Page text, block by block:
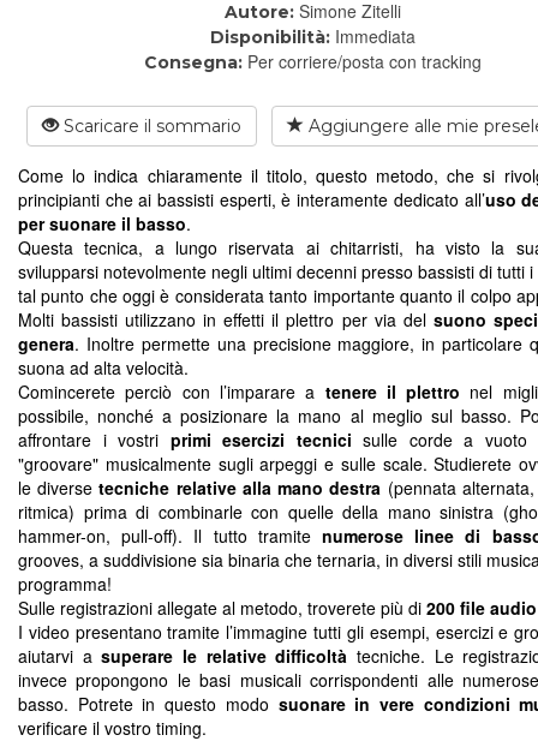
Autore: Simone Zitelli
Disponibilità: Immediata
Consegna: Per corriere/posta con tracking
Scaricare il sommario Aggiungere alle mie
Come lo indica chiaramente il titolo, questo metodo, che si
principianti che ai bassisti esperti, è interamente dedicato all’uso
per suonare il basso.
Questa tecnica, a lungo riservata ai chitarristi, ha visto la
svilupparsi notevolmente negli ultimi decenni presso bassisti di tutti
tal punto che oggi è considerata tanto importante quanto il colpo
Molti bassisti utilizzano in effetti il plettro per via del suono
genera. Inoltre permette una precisione maggiore, in particolare
suona ad alta velocità.
Comincerete perciò con l’imparare a tenere il plettro nel
possibile, nonché a posizionare la mano al meglio sul basso.
affrontare i vostri primi esercizi tecnici sulle corde a vuoto
"groovare" musicalmente sugli arpeggi e sulle scale. Studierete
le diversetecniche relative alla mano destra (pennata
ritmica) prima di combinarle con quelle della mano sinistra
hammer-on, pull-off). Il tutto tramite numerose linee di
grooves, a suddivisione sia binaria che ternaria, in diversi stili
programma!
Sulle registrazioni allegate al metodo, troverete più di 200 file
I video presentano tramite l’immagine tutti gli esempi, esercizi e
aiutarvi asuperare le relative difficoltà tecniche. Le
invece propongono le basi musicali corrispondenti alle
basso. Potrete in questo modo suonare in vere condizioni
verificare il vostro timing.